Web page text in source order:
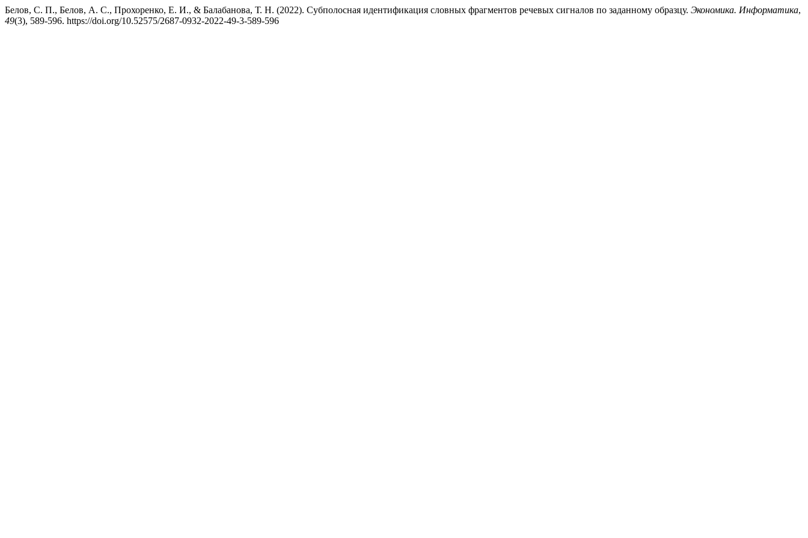
Белов, С. П., Белов, А. С., Прохоренко, Е. И., & Балабанова, Т. Н. (2022). Субполосная идентификация словных фрагментов речевых сигналов по заданному образцу. Экономика. Информатика,
49(3), 589-596. https://doi.org/10.52575/2687-0932-2022-49-3-589-596